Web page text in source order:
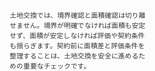
土地交換では、境界確認と面積確認は切り離
せません。境界が明確でなければ面積も安定
せず、面積が安定しなければ評価や契約条件
も揺らぎます。契約前に面積差と評価条件を
整理することは、土地交換を安全に進めるた
めの重要なチェックです。